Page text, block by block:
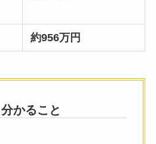
約956万円
かること